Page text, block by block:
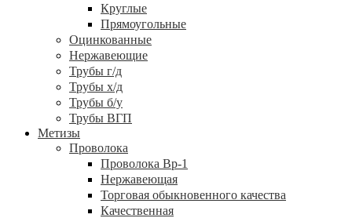
Круглые
Прямоугольные
Оцинкованные
Нержавеющие
Трубы г/д
Трубы х/д
Трубы б/у
Трубы ВГП
Метизы
Проволока
Проволока Вр-1
Нержавеющая
Торговая обыкновенного качества
Качественная